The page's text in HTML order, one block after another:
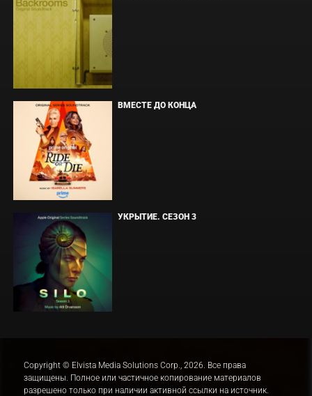
ВМЕСТЕ ДО КОНЦА
УКРЫТИЕ. СЕЗОН 3
Copyright © Elvista Media Solutions Corp., 2026. Все права
защищены. Полное или частичное копирование материалов
разрешено только при наличии активной ссылки на источник.